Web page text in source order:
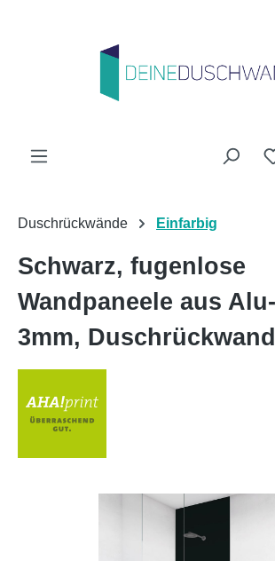
Duschrückwände Einfarbig
Schwarz, fugenlose
Wandpaneele aus
3mm, Duschrückwand